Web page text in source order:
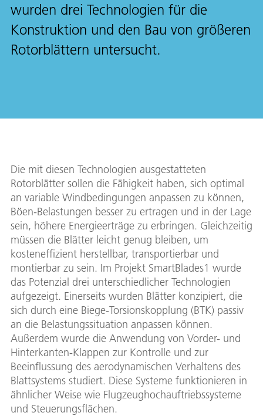
wurden drei Technologien für die
Konstruktion und den Bau von größeren
Rotorblättern untersucht.
Die mit diesen Technologien ausgestatteten
Rotorblätter sollen die Fähigkeit haben, sich optimal
an variable Windbedingungen anpassen zu können,
Böen-Belastungen besser zu ertragen und in der Lage
sein, höhere Energieerträge zu erbringen. Gleichzeitig
müssen die Blätter leicht genug bleiben, um
kosteneffizient herstellbar, transportierbar und
montierbar zu sein. Im Projekt SmartBlades1 wurde
das Potenzial drei unterschiedlicher Technologien
aufgezeigt. Einerseits wurden Blätter konzipiert, die
sich durch eine Biege-Torsionskopplung (BTK) passiv
an die Belastungssituation anpassen können.
Außerdem wurde die Anwendung von Vorder- und
Hinterkanten-Klappen zur Kontrolle und zur
Beeinflussung des aerodynamischen Verhaltens des
Blattsystems studiert. Diese Systeme funktionieren in
ähnlicher Weise wie Flugzeughochauftriebssysteme
und Steuerungsflächen.